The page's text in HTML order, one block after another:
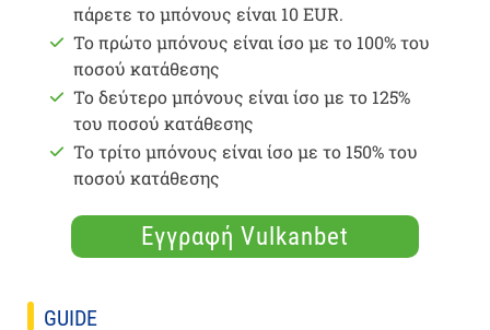
πάρετε το μπόνους είναι 10 EUR.
Το πρώτο μπόνους είναι ίσο με το 100% του
ποσού κατάθεσης
Το δεύτερο μπόνους είναι ίσο με το 125%
του ποσού κατάθεσης
Το τρίτο μπόνους είναι ίσο με το 150% του
ποσού κατάθεσης
Εγγραφή Vulkanbet
GUIDE